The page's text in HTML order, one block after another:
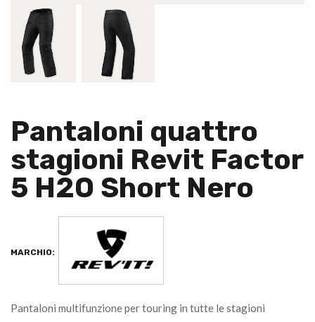
Pantaloni quattro
stagioni Revit Factor
5 H2O Short Nero
MARCHIO:
Pantaloni multifunzione per touring in tutte le stagioni